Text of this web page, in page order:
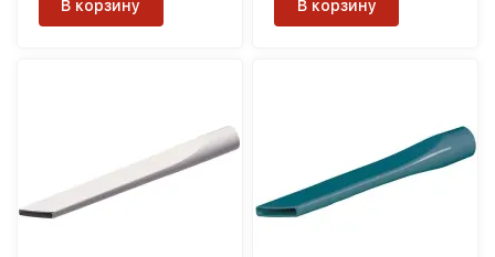
В корзину В корзину